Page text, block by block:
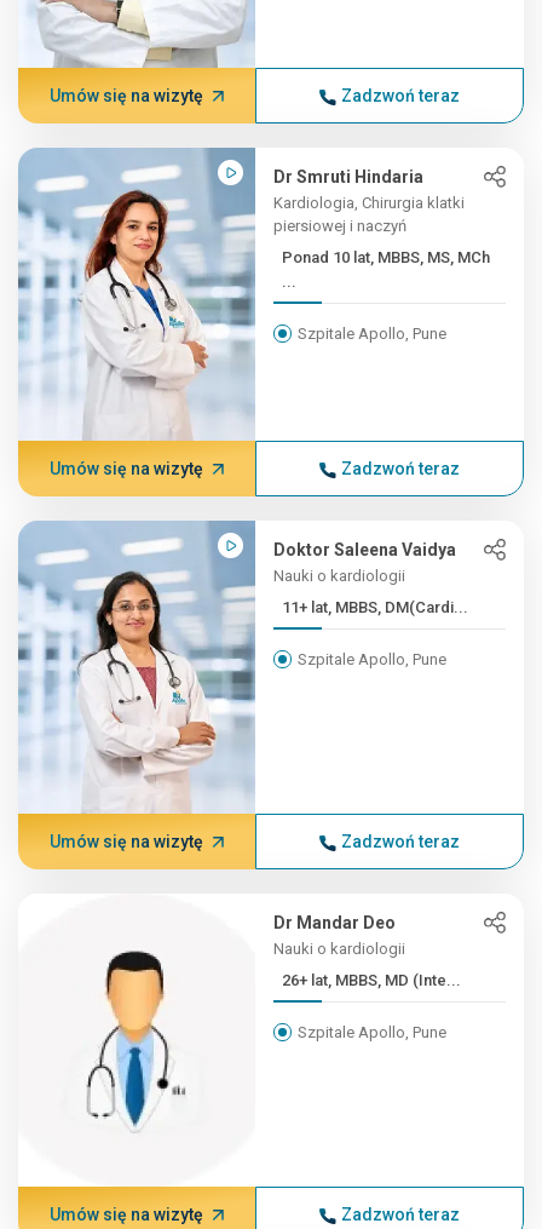
Umów się na wizytę Zadzwoń teraz
Dr Smruti Hindaria
Kardiologia, Chirurgia klatki
piersiowej i naczyń
Ponad 10 lat, MBBS, MS, MCh
...
Szpitale Apollo, Pune
Umów się na wizytę Zadzwoń teraz
Doktor Saleena Vaidya
Nauki o kardiologii
11+ lat, MBBS, DM(Cardi...
Szpitale Apollo, Pune
Umów się na wizytę Zadzwoń teraz
Dr Mandar Deo
Nauki o kardiologii
26+ lat, MBBS, MD (Inte...
Szpitale Apollo, Pune
Umów się na wizytę Zadzwoń teraz